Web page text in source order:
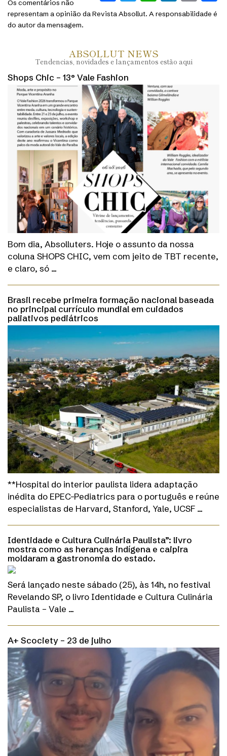
Os comentários não
representam a opinião da Revista Absollut. A responsabilidade é
do autor da mensagem.
ABSOLLUT NEWS
Tendencias, novidades e lançamentos estão aqui
Shops Chic – 13° Vale Fashion
Bom dia, Absolluters. Hoje o assunto da nossa
coluna SHOPS CHIC, vem com jeito de TBT recente,
e claro, só …
Brasil recebe primeira formação nacional baseada
no principal currículo mundial em cuidados
paliativos pediátricos
**Hospital do interior paulista lidera adaptação
inédita do EPEC-Pediatrics para o português e reúne
especialistas de Harvard, Stanford, Yale, UCSF …
Identidade e Cultura Culinária Paulista”: livro
mostra como as heranças indígena e caipira
moldaram a gastronomia do estado.
Será lançado neste sábado (25), às 14h, no festival
Revelando SP, o livro Identidade e Cultura Culinária
Paulista – Vale …
A+ Scociety – 23 de julho